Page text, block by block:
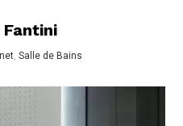
,Salle de Bains